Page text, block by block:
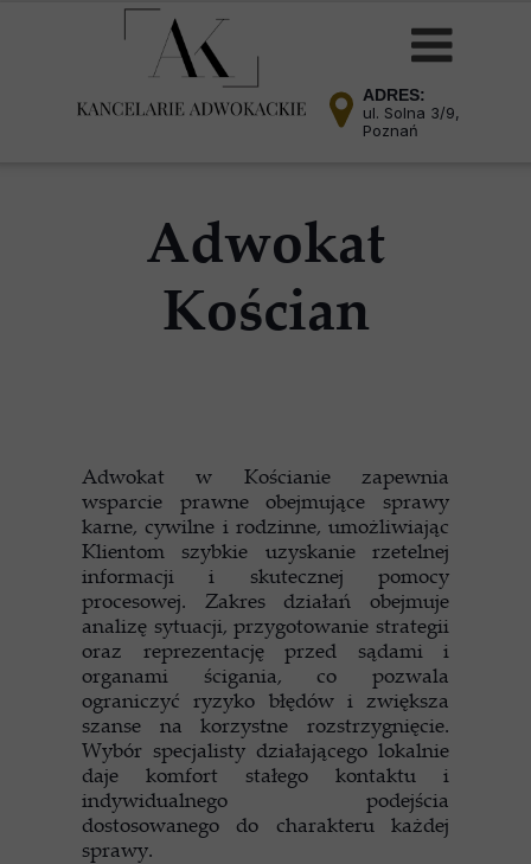
ADRES:
ul. Solna 3/9,
Poznań
Adwokat
Kościan
Adwokat w Kościanie zapewnia
wsparcie prawne obejmujące sprawy
karne, cywilne i rodzinne, umożliwiając
Klientom szybkie uzyskanie rzetelnej
informacji i skutecznej pomocy
procesowej. Zakres działań obejmuje
analizę sytuacji, przygotowanie strategii
oraz reprezentację przed sądami i
organami ścigania, co pozwala
ograniczyć ryzyko błędów i zwiększa
szanse na korzystne rozstrzygnięcie.
Wybór specjalisty działającego lokalnie
daje komfort stałego kontaktu i
indywidualnego podejścia
dostosowanego do charakteru każdej
sprawy.